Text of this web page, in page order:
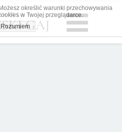
określić warunki przechowywania
w Twojej przeglądarce.
Rozumiem